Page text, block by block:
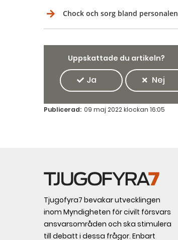
Chock och sorg bland personalen
Uppskattade du artikeln?
Ja Nej
Publicerad: 09 maj 2022 klockan 16:05
Tjugofyra7 bevakar utvecklingen
inom Myndigheten för civilt försvars
ansvarsområden och ska stimulera
till debatt i dessa frågor. Enbart